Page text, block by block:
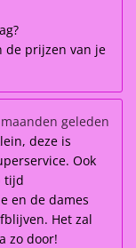
de prijzen van je
geleden
deze is
Ook
tijd
en de dames
Het zal
zo door!